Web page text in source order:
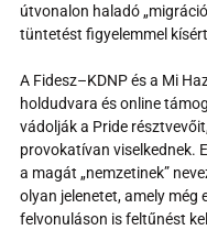
útvonalon haladó
tüntetést figyelemmel
A Fidesz–KDNP és a Mi
holdudvara és online
vádolják a Pride
provokatívan viselkednek.
a magát „nemzetinek”
olyan jelenetet, amely még
felvonuláson is feltűnést